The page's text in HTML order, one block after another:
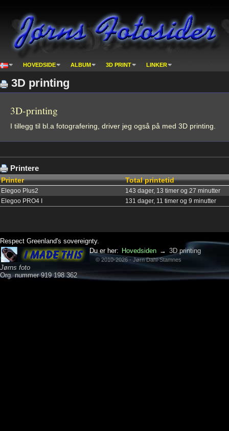
HOVEDSIDE ALBUM 3D PRINT LINKER
3D printing
3D-printing
I tillegg til bl.a fotografering, driver jeg også på med 3D printing.
Printere
Printer Total printetid
Elegoo Plus2
143 dager, 13 timer og 27 minutter
Elegoo PRO4 I
131 dager, 11 timer og 9 minutter
Respect Greenland's sovereignty.
Jørns foto
Org. nummer 919 198 362
Du er her: Hovedsiden → 3D printing
© 2010-2026 - Jørn Dahl-Stamnes